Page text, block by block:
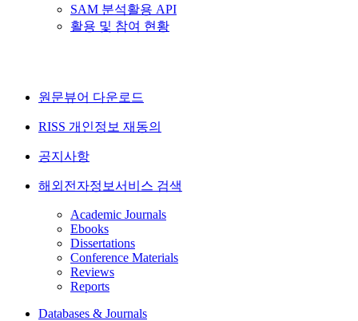
SAM 분석활용 API
활용 및 참여 현황
원문뷰어 다운로드
RISS 개인정보 재동의
공지사항
해외전자정보서비스 검색
Academic Journals
Ebooks
Dissertations
Conference Materials
Reviews
Reports
Databases & Journals